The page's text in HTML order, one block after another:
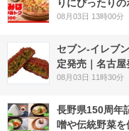
りにぴったり
08月03日 13時00分
セブン-イレブ
定発売｜名古
08月03日 11時30分
長野県150周年
噌や伝統野菜